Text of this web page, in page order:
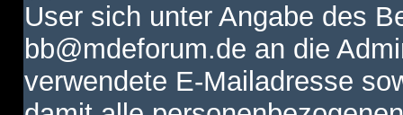
User sich unter Angabe des
bb@mdeforum.de an die
verwendete E-Mailadresse